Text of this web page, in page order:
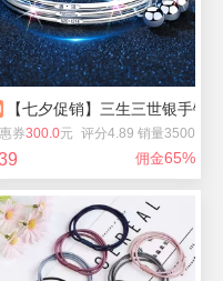
项链女
【七夕促销】三生三世银手镯
券300.0元 评分4.89 销量3500
佣金65%